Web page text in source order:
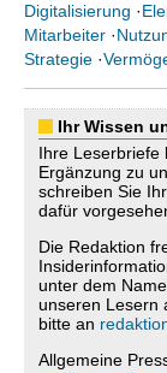
Digitalisierung ·
Mitarbeiter ·
Strategie ·
Ihr Wissen
Ihre Leserbriefe
Ergänzung zu
schreiben Sie
dafür
Die Redaktion
unter dem
unseren Lesern
bitte an
Allgemeine